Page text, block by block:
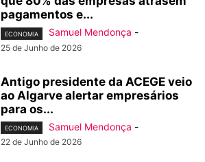
pagamentos e...
ECONOMIA Samuel Mendonça -
25 de Junho de 2026
Antigo presidente da ACEGE veio
ao Algarve alertar empresários
para os...
ECONOMIA Samuel Mendonça -
22 de Junho de 2026